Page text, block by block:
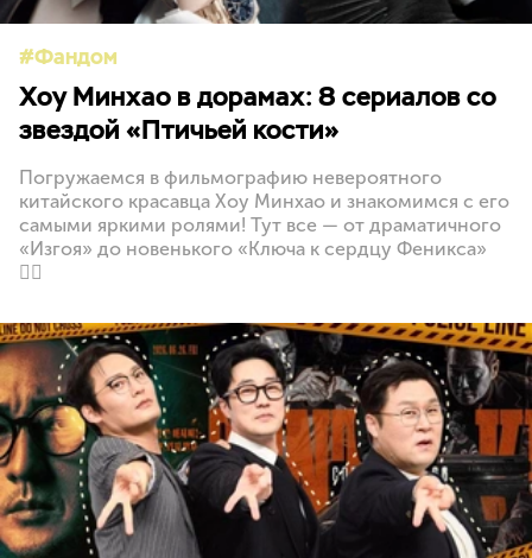
Фандом
Хоу Минхао в дорамах: 8 сериалов со
звездой «Птичьей кости»
Погружаемся в фильмографию невероятного
китайского красавца Хоу Минхао и знакомимся с его
самыми яркими ролями! Тут все — от драматичного
«Изгоя» до новенького «Ключа к сердцу Феникса»
🐦‍🔥